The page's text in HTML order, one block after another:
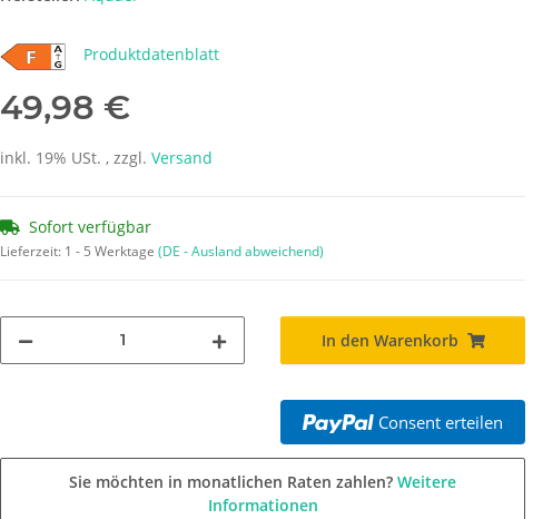
Produktdatenblatt
49,98 €
inkl. 19% USt. , zzgl. Versand
Sofort verfügbar
Lieferzeit: 1 - 5 Werktage (DE - Ausland abweichend)
In den Warenkorb
Consent erteilen
Sie möchten in monatlichen Raten zahlen? Weitere
Informationen